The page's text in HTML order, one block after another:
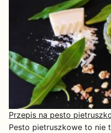
Przepis na pesto
Pesto pietruszkowe to nie